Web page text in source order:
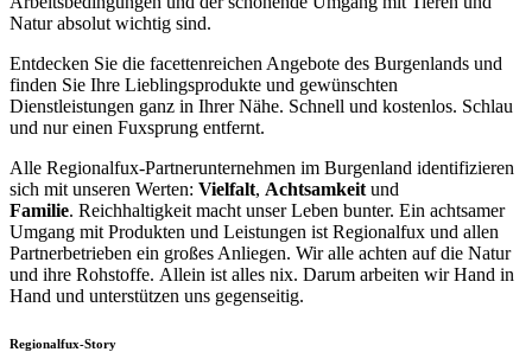
Natur absolut wichtig sind.
Entdecken Sie die facettenreichen Angebote des Burgenlands und
finden Sie Ihre Lieblingsprodukte und gewünschten
Dienstleistungen ganz in Ihrer Nähe. Schnell und kostenlos. Schlau
und nur einen Fuxsprung entfernt.
Alle Regionalfux-Partnerunternehmen im Burgenland identifizieren
sich mit unseren Werten: Vielfalt, Achtsamkeit und
Familie. Reichhaltigkeit macht unser Leben bunter. Ein achtsamer
Umgang mit Produkten und Leistungen ist Regionalfux und allen
Partnerbetrieben ein großes Anliegen. Wir alle achten auf die Natur
und ihre Rohstoffe. Allein ist alles nix. Darum arbeiten wir Hand in
Hand und unterstützen uns gegenseitig.
Regionalfux-Story